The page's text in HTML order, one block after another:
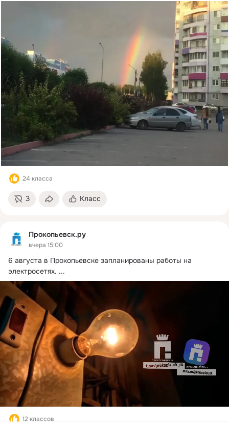
24 класса
3 Класс
Прокопьевск.ру
вчера 15:00
6 августа в Прокопьевске запланированы работы на
электросетях. ...
12 классов